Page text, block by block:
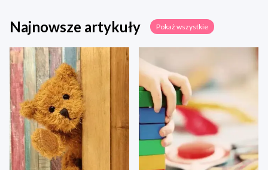
Najnowsze artykuły Pokaż wszystkie